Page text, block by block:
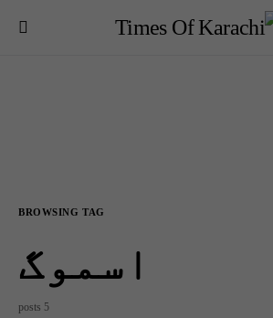
BROWSING TAG
اسموگ
5 posts